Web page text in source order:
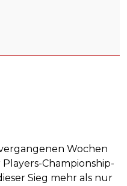
Wochen
Championship-
Sieg mehr als nur